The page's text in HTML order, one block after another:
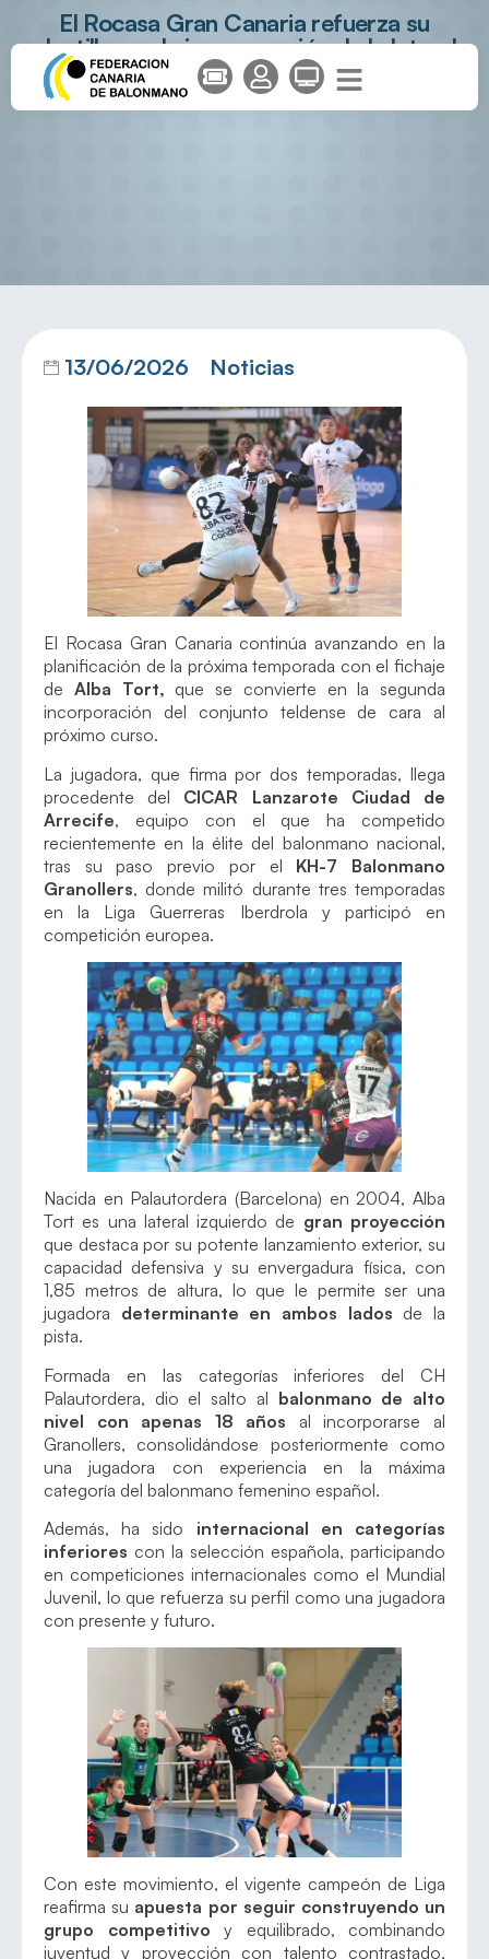
El Rocasa Gran Canaria refuerza su
plantilla con la incorporación de la lateral
catalana, Alba Tort
13/06/2026 Noticias
El Rocasa Gran Canaria continúa avanzando en la
planificación de la próxima temporada con el fichaje
de Alba Tort, que se convierte en la segunda
incorporación del conjunto teldense de cara al
próximo curso.
La jugadora, que firma por dos temporadas, llega
procedente del CICAR Lanzarote Ciudad de
Arrecife, equipo con el que ha competido
recientemente en la élite del balonmano nacional,
tras su paso previo por el KH-7 Balonmano
Granollers, donde militó durante tres temporadas
en la Liga Guerreras Iberdrola y participó en
competición europea.
Nacida en Palautordera (Barcelona) en 2004, Alba
Tort es una lateral izquierdo de gran proyección
que destaca por su potente lanzamiento exterior, su
capacidad defensiva y su envergadura física, con
1,85 metros de altura, lo que le permite ser una
jugadora determinante en ambos lados de la
pista.
Formada en las categorías inferiores del CH
Palautordera, dio el salto al balonmano de alto
nivel con apenas 18 años al incorporarse al
Granollers, consolidándose posteriormente como
una jugadora con experiencia en la máxima
categoría del balonmano femenino español.
Además, ha sido internacional en categorías
inferiores con la selección española, participando
en competiciones internacionales como el Mundial
Juvenil, lo que refuerza su perfil como una jugadora
con presente y futuro.
Con este movimiento, el vigente campeón de Liga
reafirma su apuesta por seguir construyendo un
grupo competitivo y equilibrado, combinando
juventud y proyección con talento contrastado,